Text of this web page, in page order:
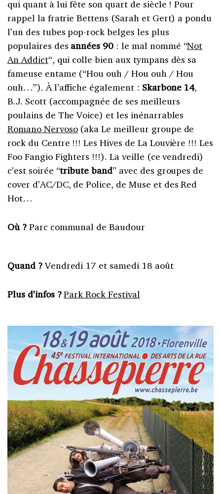
qui quant à lui fête son quart de siècle ! Pour
rappel la fratrie Bettens (Sarah et Gert) a pondu
l’un des tubes pop-rock belges les plus
populaires des années 90 : le mal nommé “Not
An Addict“, qui colle bien aux tympans dès sa
fameuse entame (“Hou ouh / Hou ouh / Hou
ouh…”). À l’affiche également : Skarbone 14,
B.J. Scott (accompagnée de ses meilleurs
poulains de The Voice) et les inénarrables
Romano Nervoso(aka Le meilleur groupe de
rock du Centre !!! Les Hives de La Louvière !!! Les
Foo Fangio Fighters !!!). La veille (ce vendredi)
c’est soirée “tribute band” avec des groupes de
cover d’AC/DC, de Police, de Muse et des Red
Hot…
Où ?Parc communal de Baudour
Quand ?Vendredi 17 et samedi 18 août
Plus d’infos ? Park Rock Festival